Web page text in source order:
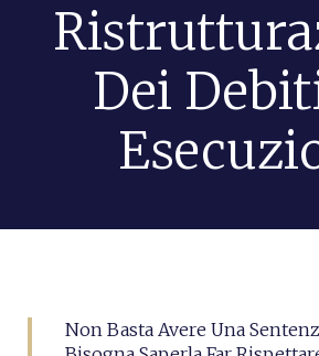
Dei
Non Basta Avere Una